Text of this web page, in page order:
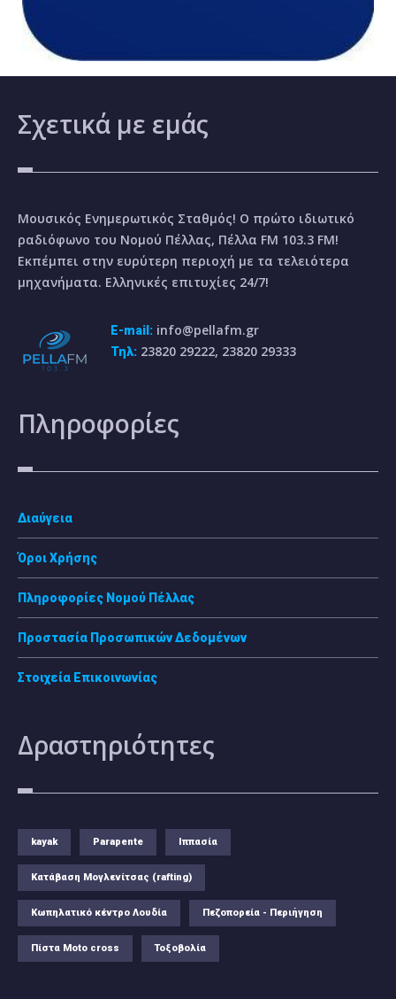
Σχετικά με εμάς
Μουσικός Ενημερωτικός Σταθμός! Ο πρώτο ιδιωτικό
ραδιόφωνο του Νομού Πέλλας, Πέλλα FM 103.3 FM!
Εκπέμπει στην ευρύτερη περιοχή με τα τελειότερα
μηχανήματα. Ελληνικές επιτυχίες 24/7!
E-mail: info@pellafm.gr
Τηλ: 23820 29222, 23820 29333
Πληροφορίες
Διαύγεια
Όροι Χρήσης
Πληροφορίες Νομού Πέλλας
Προστασία Προσωπικών Δεδομένων
Στοιχεία Επικοινωνίας
Δραστηριότητες
kayak Parapente Ιππασία
Κατάβαση Μογλενίτσας (rafting)
Κωπηλατικό κέντρο Λουδία Πεζοπορεία - Περιήγηση
Πίστα Moto cross Τοξοβολία